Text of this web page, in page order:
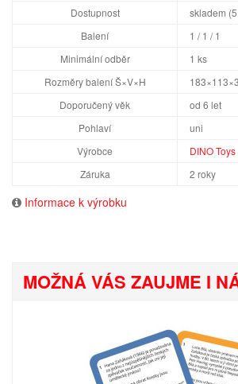
Dostupnost
skladem
Balení
1 / 1 / 1
Minimální odběr
1 ks
Rozměry balení Š×V×H
Doporučený věk
od 6 let
Pohlaví
uni
Výrobce
DINO Toys
Záruka
2 roky
Informace k výrobku
MOŽNÁ VÁS ZAUJME I